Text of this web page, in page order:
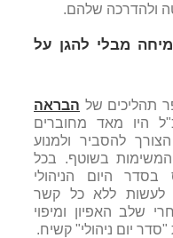
ולהדרכה שלהם.
מבלי להגן על
תהליכים של הבראה
היו מאד מחוברים
להסביר ולמנוע
בשוטף. בכל
היום הניהולי
לעשות ללא כל קשר
שלב האפיון ומיפוי
"סדר יום ניהולי" קשיח.